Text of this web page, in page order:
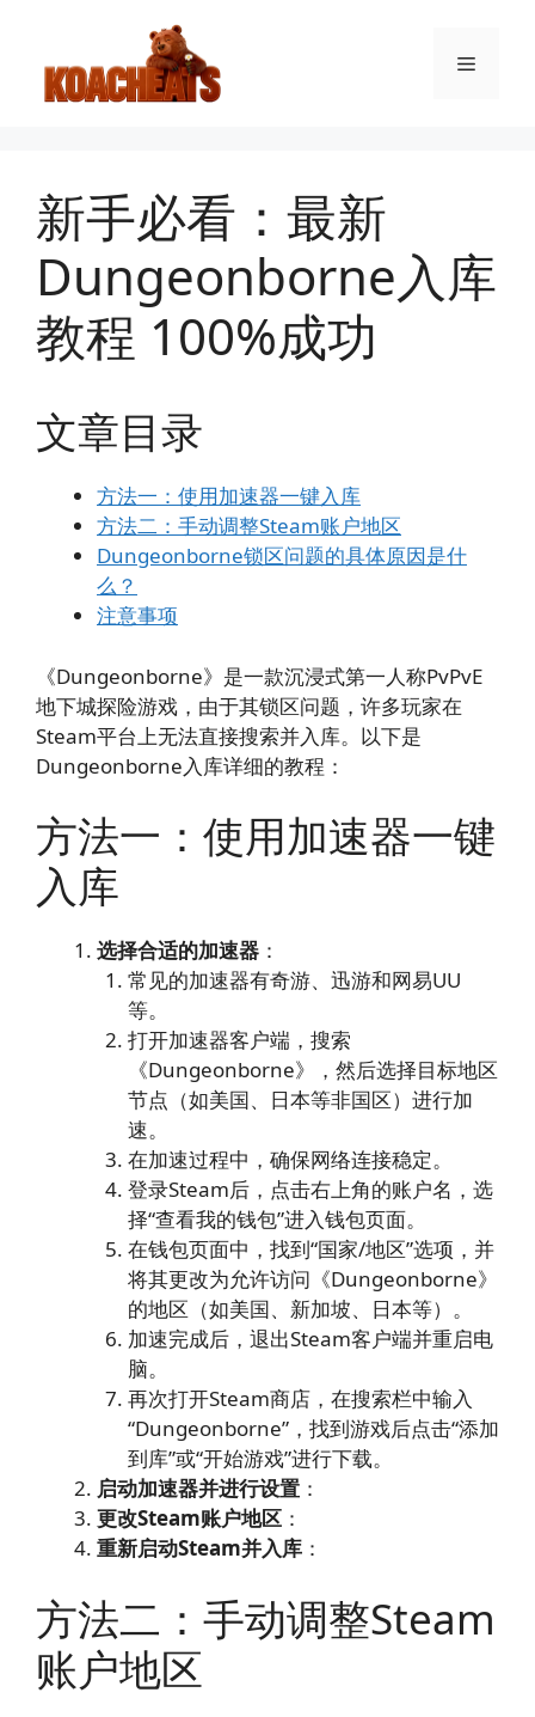
菜
新手必看：最新
Dungeonborne入库
教程 100%成功
文章目录
方法一：使用加速器一键入库
方法二：手动调整Steam账户地区
Dungeonborne锁区问题的具体原因是什
么？
注意事项
《Dungeonborne》是一款沉浸式第一人称PvPvE
地下城探险游戏，由于其锁区问题，许多玩家在
Steam平台上无法直接搜索并入库。以下是
Dungeonborne入库详细的教程：
方法一：使用加速器一键
入库
选择合适的加速器 ：
常见的加速器有奇游、迅游和网易UU
等。
打开加速器客户端，搜索
《Dungeonborne》，然后选择目标地区
节点（如美国、日本等非国区）进行加
速。
在加速过程中，确保网络连接稳定。
登录Steam后，点击右上角的账户名，选
择“查看我的钱包”进入钱包页面。
在钱包页面中，找到“国家/地区”选项，并
将其更改为允许访问《Dungeonborne》
的地区（如美国、新加坡、日本等）。
加速完成后，退出Steam客户端并重启电
脑。
再次打开Steam商店，在搜索栏中输入
“Dungeonborne”，找到游戏后点击“添加
到库”或“开始游戏”进行下载。
启动加速器并进行设置 ：
更改Steam账户地区 ：
重新启动Steam并入库 ：
方法二：手动调整Steam
账户地区